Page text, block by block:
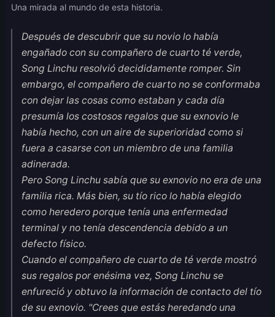
Una mirada al mundo de esta historia.
Después de descubrir que su novio lo había
engañado con su compañero de cuarto té verde,
Song Linchu resolvió decididamente romper. Sin
embargo, el compañero de cuarto no se conformaba
con dejar las cosas como estaban y cada día
presumía los costosos regalos que su exnovio le
había hecho, con un aire de superioridad como si
fuera a casarse con un miembro de una familia
adinerada.
Pero Song Linchu sabía que su exnovio no era de una
familia rica. Más bien, su tío rico lo había elegido
como heredero porque tenía una enfermedad
terminal y no tenía descendencia debido a un
defecto físico.
Cuando el compañero de cuarto de té verde mostró
sus regalos por enésima vez, Song Linchu se
enfureció y obtuvo la información de contacto del tío
de su exnovio. "Crees que estás heredando una